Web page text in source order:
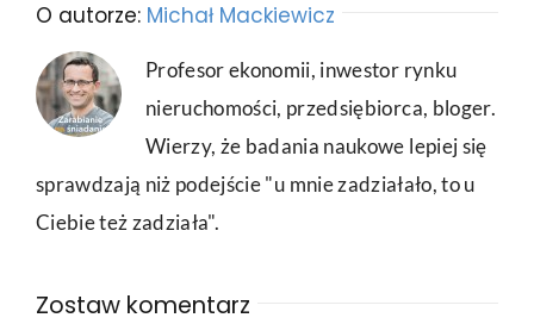
O autorze: Michał Mackiewicz
Profesor ekonomii, inwestor rynku
nieruchomości, przedsiębiorca, bloger.
Wierzy, że badania naukowe lepiej się
sprawdzają niż podejście "u mnie zadziałało, to u
Ciebie też zadziała".
Zostaw komentarz